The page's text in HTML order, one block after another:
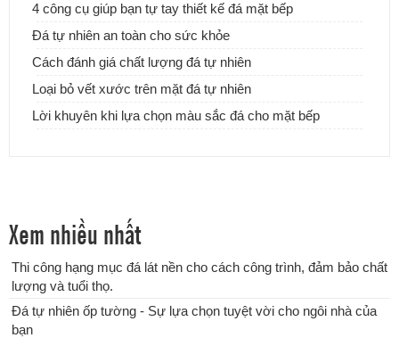
4 công cụ giúp bạn tự tay thiết kế đá mặt bếp
Đá tự nhiên an toàn cho sức khỏe
Cách đánh giá chất lượng đá tự nhiên
Loại bỏ vết xước trên mặt đá tự nhiên
Lời khuyên khi lựa chọn màu sắc đá cho mặt bếp
Xem nhiều nhất
Thi công hạng mục đá lát nền cho cách công trình, đảm bảo chất
lượng và tuổi thọ.
Đá tự nhiên ốp tường - Sự lựa chọn tuyệt vời cho ngôi nhà của
bạn